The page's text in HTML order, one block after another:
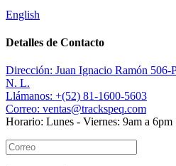
English
Detalles de Contacto
Dirección: Juan Ignacio Ramón
N. L.
Llámanos: +(52) 81-1600-5603
Correo: ventas@trackspeq.com
Horario: Lunes - Viernes: 9am a 6pm